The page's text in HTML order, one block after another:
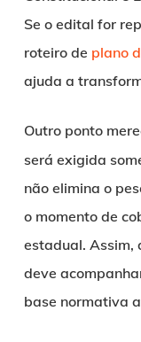
Se o edital for
roteiro de plano
ajuda a
Outro ponto
será exigida
não elimina o
o momento de
estadual. Assim,
deve
base normativa